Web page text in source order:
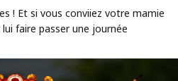
! Et si vous conviiez votre mamie
faire passer une journée